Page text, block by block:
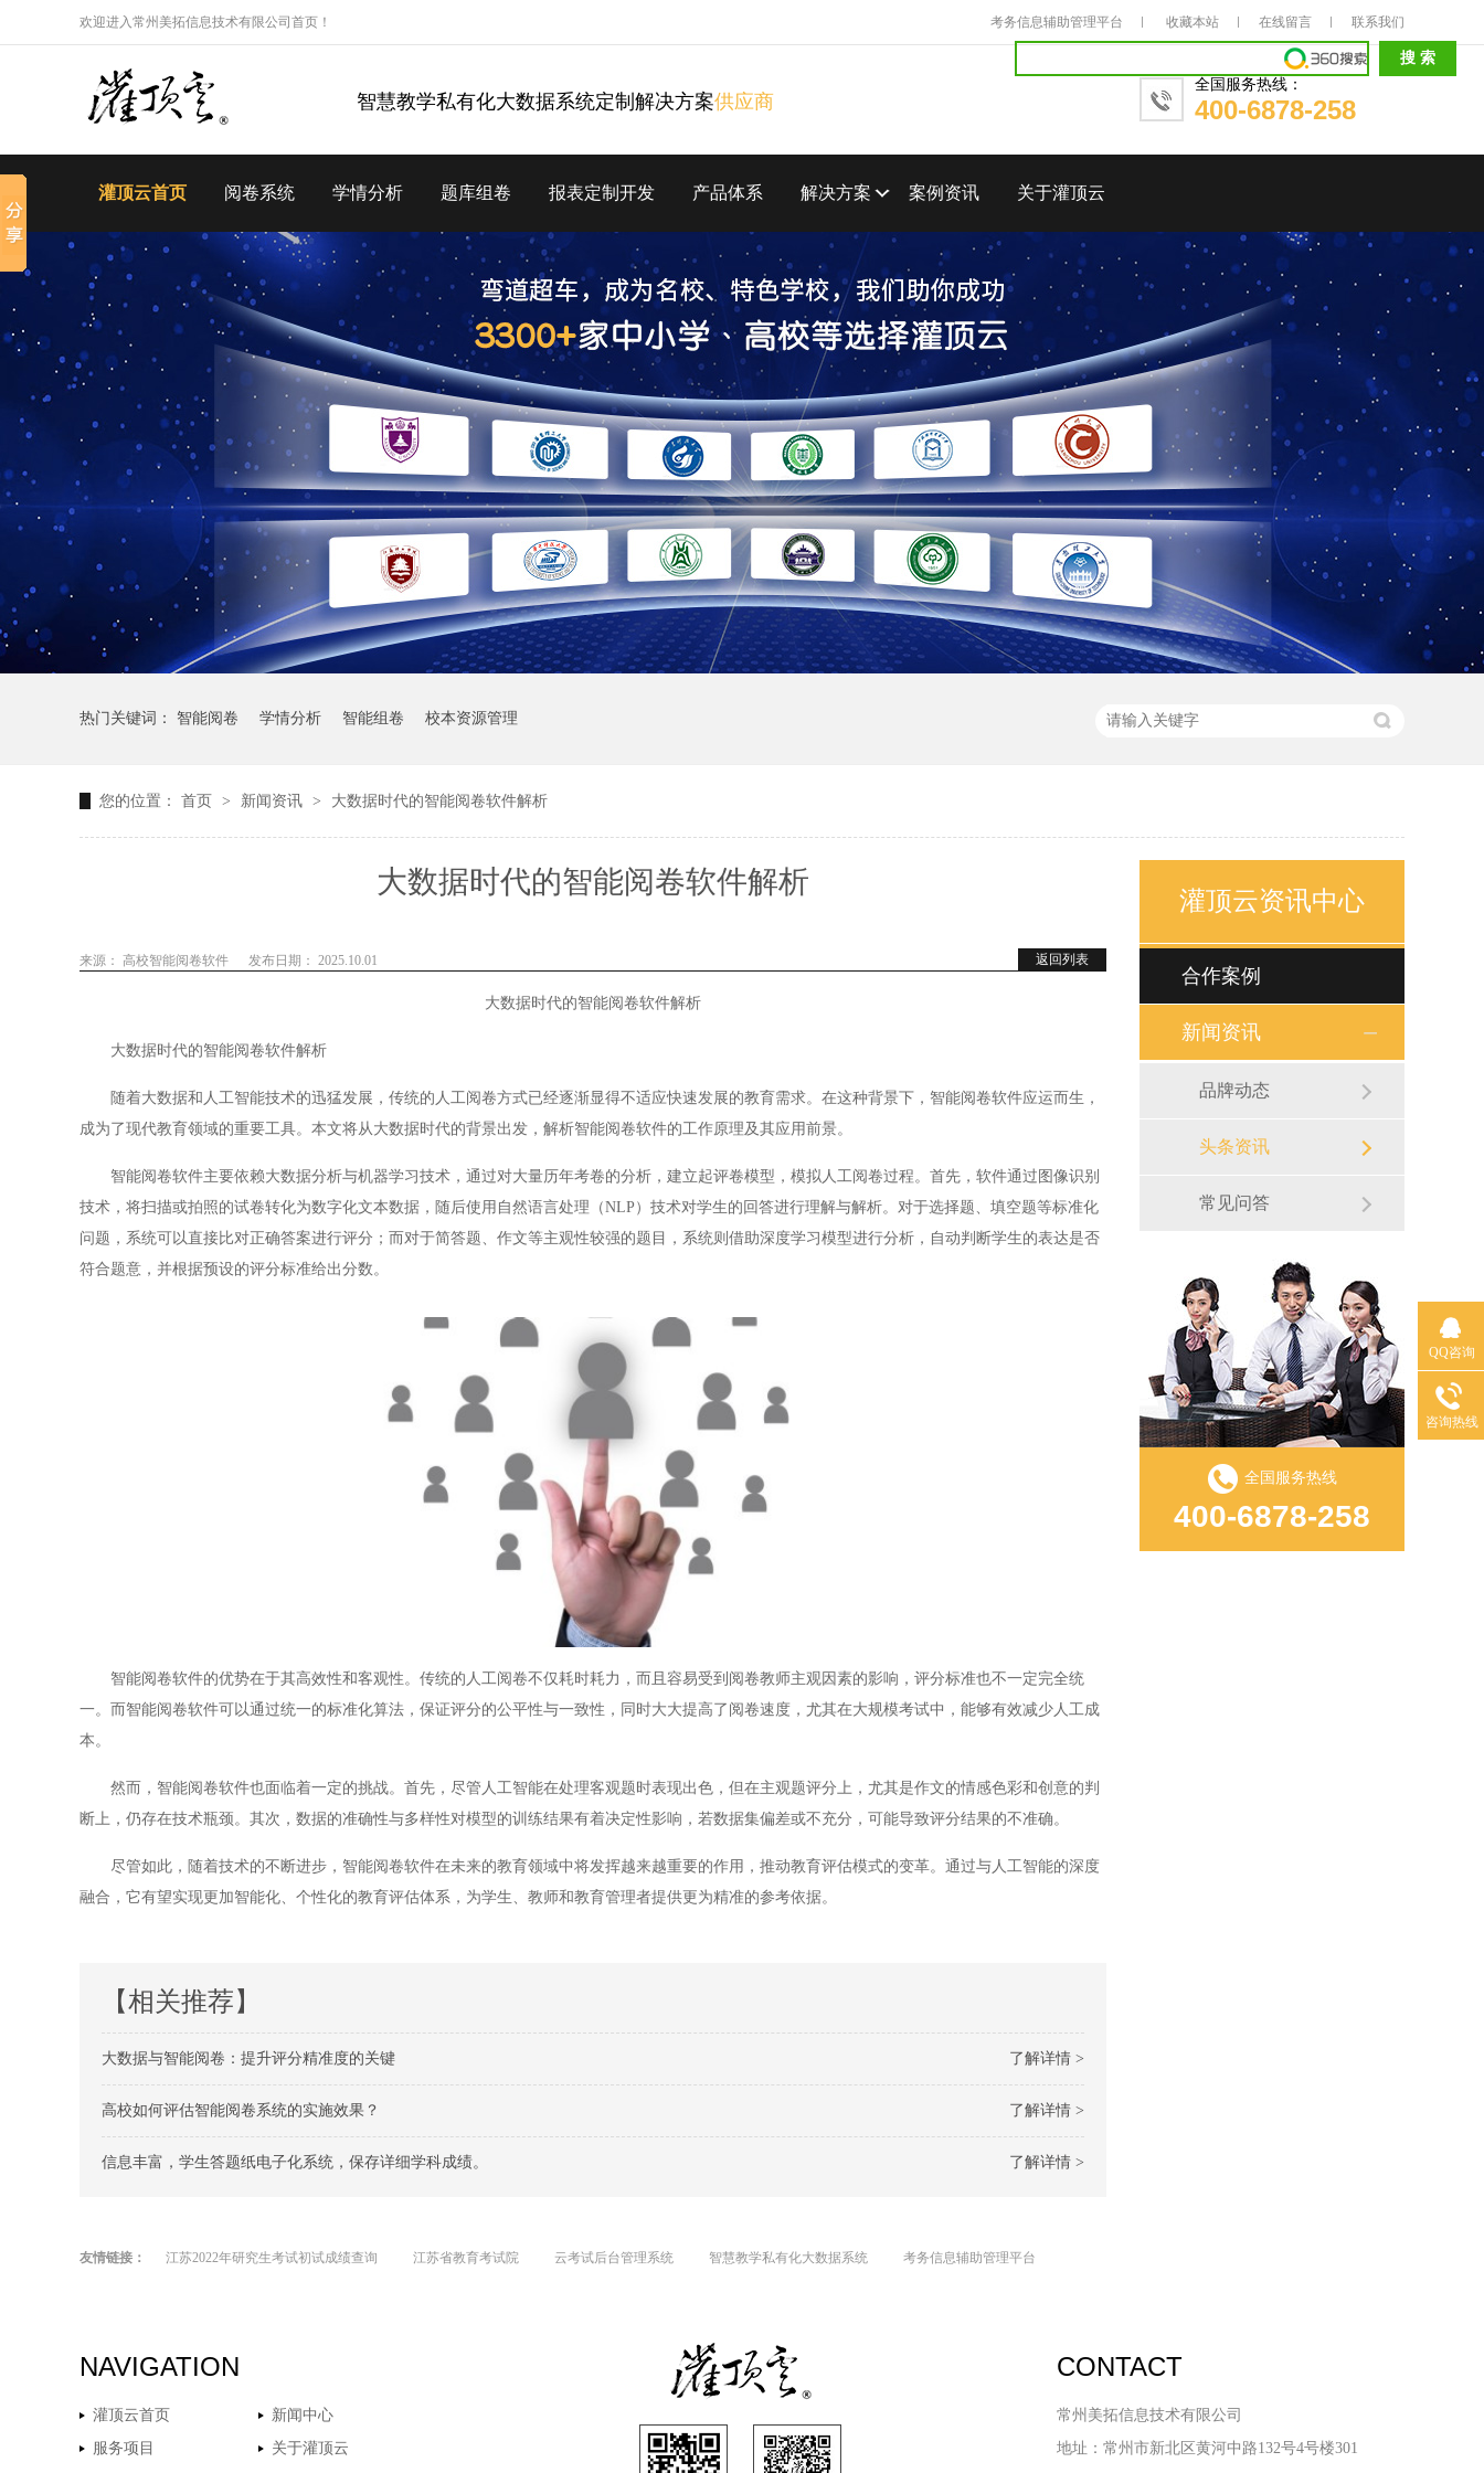
考务信息辅助管理平台 收藏本站 在线留言 联系我们
欢迎进入常州美拓信息技术有限公司首页！
智慧教学私有化大数据系统定制解决方案供应商
全国服务热线：
400-6878-258
灌顶云首页 阅卷系统 学情分析 题库组卷 报表定制开发 产品体系 解决方案 案例资讯 关于灌顶云
热门关键词： 智能阅卷 学情分析 智能组卷 校本资源管理
您的位置： 首页 > 新闻资讯 > 大数据时代的智能阅卷软件解析
大数据时代的智能阅卷软件解析
返回列表
来源： 高校智能阅卷软件 发布日期： 2025.10.01
大数据时代的智能阅卷软件解析
大数据时代的智能阅卷软件解析
随着大数据和人工智能技术的迅猛发展，传统的人工阅卷方式已经逐渐显得不适应快速发展的教育需求。在这种背景下，智能阅卷软件应运而生，
成为了现代教育领域的重要工具。本文将从大数据时代的背景出发，解析智能阅卷软件的工作原理及其应用前景。
智能阅卷软件主要依赖大数据分析与机器学习技术，通过对大量历年考卷的分析，建立起评卷模型，模拟人工阅卷过程。首先，软件通过图像识别
技术，将扫描或拍照的试卷转化为数字化文本数据，随后使用自然语言处理（NLP）技术对学生的回答进行理解与解析。对于选择题、填空题等标准化
问题，系统可以直接比对正确答案进行评分；而对于简答题、作文等主观性较强的题目，系统则借助深度学习模型进行分析，自动判断学生的表达是否
符合题意，并根据预设的评分标准给出分数。
智能阅卷软件的优势在于其高效性和客观性。传统的人工阅卷不仅耗时耗力，而且容易受到阅卷教师主观因素的影响，评分标准也不一定完全统
一。而智能阅卷软件可以通过统一的标准化算法，保证评分的公平性与一致性，同时大大提高了阅卷速度，尤其在大规模考试中，能够有效减少人工成
本。
然而，智能阅卷软件也面临着一定的挑战。首先，尽管人工智能在处理客观题时表现出色，但在主观题评分上，尤其是作文的情感色彩和创意的判
断上，仍存在技术瓶颈。其次，数据的准确性与多样性对模型的训练结果有着决定性影响，若数据集偏差或不充分，可能导致评分结果的不准确。
尽管如此，随着技术的不断进步，智能阅卷软件在未来的教育领域中将发挥越来越重要的作用，推动教育评估模式的变革。通过与人工智能的深度
融合，它有望实现更加智能化、个性化的教育评估体系，为学生、教师和教育管理者提供更为精准的参考依据。
【相关推荐】
了解详情 >
大数据与智能阅卷：提升评分精准度的关键
了解详情 >
高校如何评估智能阅卷系统的实施效果？
了解详情 >
信息丰富，学生答题纸电子化系统，保存详细学科成绩。
灌顶云资讯中心
合作案例
新闻资讯
品牌动态
头条资讯
常见问答
全国服务热线
400-6878-258
友情链接： 江苏2022年研究生考试初试成绩查询 江苏省教育考试院 云考试后台管理系统 智慧教学私有化大数据系统 考务信息辅助管理平台
NAVIGATION
灌顶云首页
新闻中心
服务项目
关于灌顶云
CONTACT
常州美拓信息技术有限公司
地址：常州市新北区黄河中路132号4号楼301
QQ咨询
咨询热线